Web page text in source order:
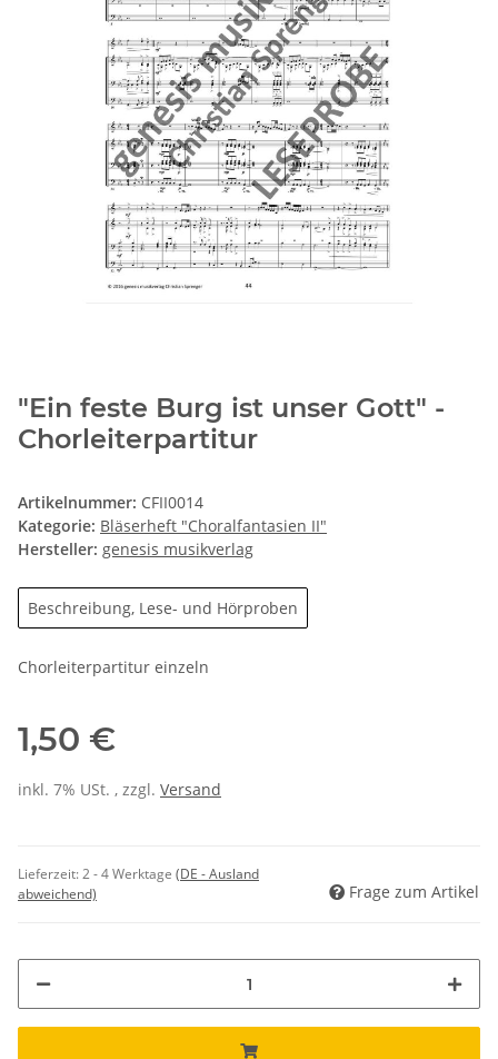
"Ein feste Burg ist unser Gott" -
Chorleiterpartitur
Artikelnummer: CFII0014
Kategorie: Bläserheft "Choralfantasien II"
Hersteller: genesis musikverlag
Beschreibung, Lese- und Hörproben
Chorleiterpartitur einzeln
1,50 €
inkl. 7% USt. , zzgl. Versand
Lieferzeit:2 - 4 Werktage (DE - Ausland
abweichend)
Frage zum Artikel